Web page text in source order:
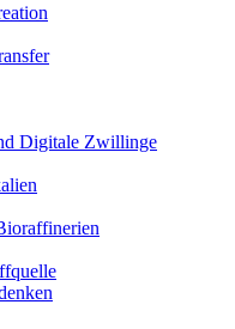
Digitale Zwillinge